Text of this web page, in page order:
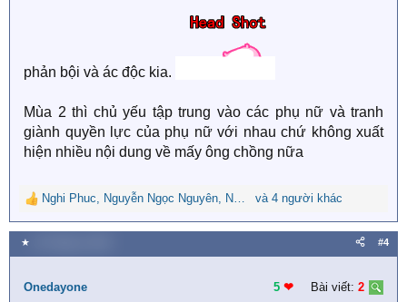
phản bội và ác độc kia.
Mùa 2 thì chủ yếu tập trung vào các phụ nữ và tranh
giành quyền lực của phụ nữ với nhau chứ không xuất
hiện nhiều nội dung về mấy ông chồng nữa
R
e
a
c
i
Nghi Phuc Nguyễn Ngọc Nguyên Nghiên Di và 4 người khác
★ #4
Onedayone 5 ❤︎ Bài viết: 2